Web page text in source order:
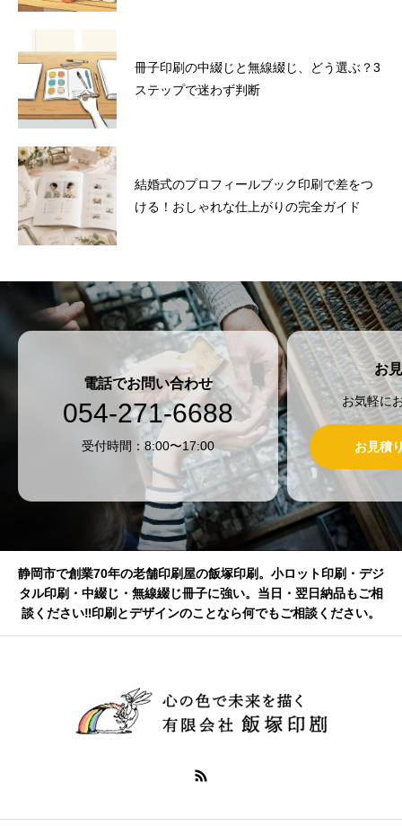
冊子印刷の中綴じと無線綴じ、どう選ぶ？3
ステップで迷わず判断
結婚式のプロフィールブック印刷で差をつ
ける！おしゃれな仕上がりの完全ガイド
電話でお問い合わせ
054-271-6688
受付時間：8:00〜17:00
お
お気軽に
お見積
静岡市で創業70年の老舗印刷屋の飯塚印刷。小ロット印刷・デジ
タル印刷・中綴じ・無線綴じ冊子に強い。当日・翌日納品もご相
談ください‼印刷とデザインのことなら何でもご相談ください。